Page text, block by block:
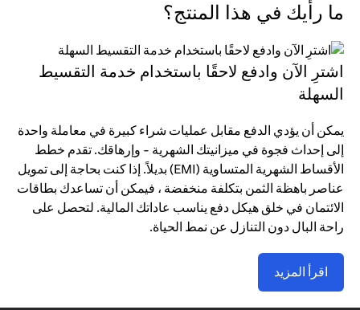
ما رأيك في هذا المنتج؟
اشترِ الآن وادفع لاحقًا باستخدام خدمة التقسيط
السهلة
يمكن أن يؤدي الدفع مقابل عمليات شراء كبيرة في معاملة واحدة
إلى إحداث فجوة في ميزانيتك الشهرية - وإرهاقك. تقدم خطط
الأقساط الشهرية المتساوية (EMI) بديلاً. إذا كنت بحاجة إلى تمويل
عناصر باهظة الثمن بتكلفة منخفضة ، فيمكن أن تساعدك بطاقات
الائتمان في خلق هيكل دفع يناسب عاداتك المالية. لتحصل على
راحة البال دون التنازل عن نمط الحياة.
اقرأ المزيد